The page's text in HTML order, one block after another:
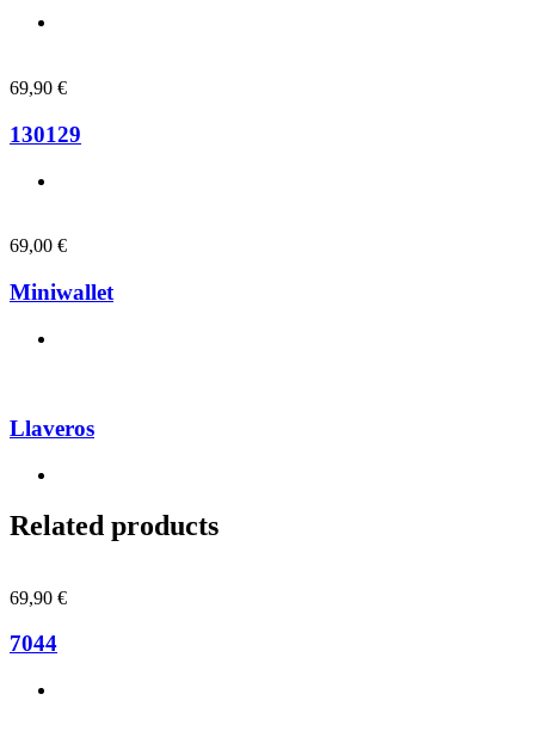
69,90 €
130129
69,00 €
Miniwallet
Llaveros
Related products
69,90 €
7044